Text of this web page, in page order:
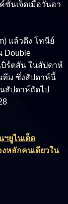
ชั้นเจ็ดเมื่อวันอา
แล้วดึง โทนีย์
Double
บิร์ตสัน ในสัปดาห์
ทีม ซึ่งสัปดาห์นี้
สัปดาห์ถัดไป
ฯยูไนเต็ด
หลักคนเดียวใน